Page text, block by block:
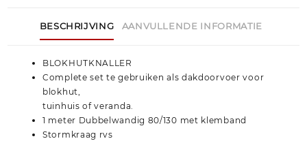
BESCHRIJVING AANVULLENDE INFORMATIE
BLOKHUTKNALLER
Complete set te gebruiken als dakdoorvoer voor
blokhut,
tuinhuis of veranda.
1 meter Dubbelwandig 80/130 met klemband
Stormkraag rvs